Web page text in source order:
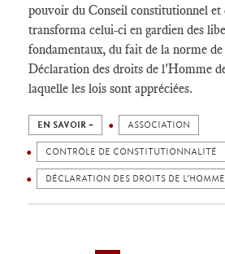
pouvoir du Conseil constitutionnel
transforma celui-ci en gardien des
fondamentaux, du fait de la norme
Déclaration des droits de l'Homme
laquelle les lois sont appréciées.
EN SAVOIR + ASSOCIATION
CONTRÔLE DE CONSTITUTIONNALITÉ
DÉCLARATION DES DROITS DE L’HOMME